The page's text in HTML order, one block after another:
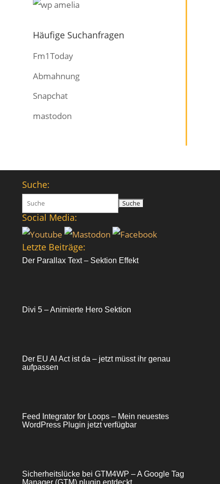
Häufige Suchanfragen
Fm1Today
Abmahnung
Snapchat
mastodon
Suche:
Suchen
nach:
Social Media:
Letzte Beiträge:
Der Parallax Text – Sektion Effekt
Divi 5 – Animierte Hero Sektion
Der EU AI Act ist da – jetzt müsst ihr genau
aufpassen
Feed Integrator for Loops – Mein neuestes
WordPress Plugin jetzt verfügbar
Sicherheitslücke bei GTM4WP – A Google Tag
Manager (GTM) plugin entdeckt